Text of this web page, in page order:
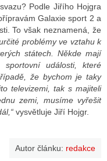
Podle Jiřího Hojgra
Galaxie sport 2 a
To však neznamená, že
problémy ve vztahu k
státech. Někde mají
události, které
že bychom je taky
televizemi, tak s majiteli
zemi, musíme vyřešit
vysvětluje Jiří Hojgr.
Autor článku: redakce